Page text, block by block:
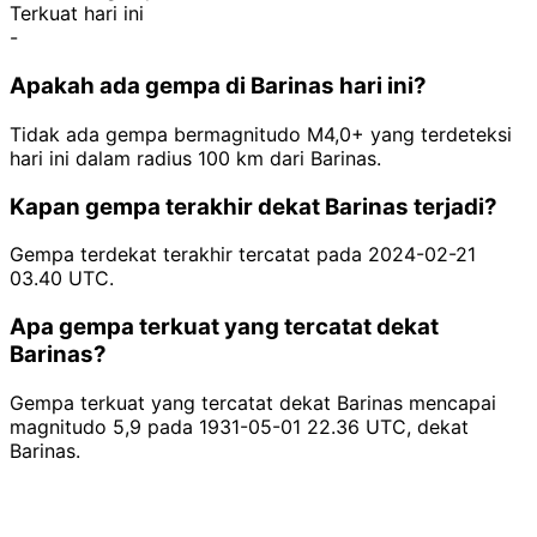
Terkuat hari ini
-
Apakah ada gempa di Barinas hari ini?
Tidak ada gempa bermagnitudo M4,0+ yang terdeteksi
hari ini dalam radius 100 km dari Barinas.
Kapan gempa terakhir dekat Barinas terjadi?
Gempa terdekat terakhir tercatat pada 2024-02-21
03.40 UTC.
Apa gempa terkuat yang tercatat dekat
Barinas?
Gempa terkuat yang tercatat dekat Barinas mencapai
magnitudo 5,9 pada 1931-05-01 22.36 UTC, dekat
Barinas.